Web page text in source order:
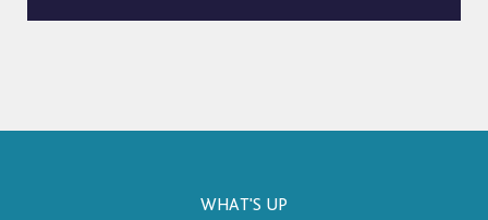
WHAT'S UP